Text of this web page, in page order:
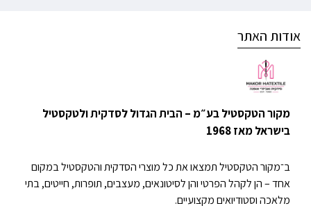
אודות האתר
מקור הטקסטיל בע״מ – הבית הגדול לסדקית ולטקסטיל
בישראל מאז 1968
ב־מקור הטקסטיל תמצאו את כל מוצרי הסדקית והטקסטיל במקום
אחד – הן לקהל הפרטי והן לסיטונאים, מעצבים, תופרות, חייטים, בתי
מלאכה וסטודיואים מקצועיים.